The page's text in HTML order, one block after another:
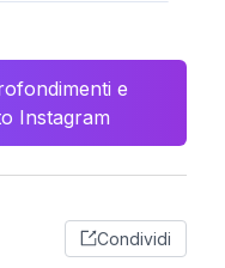
e
Instagram
Condividi